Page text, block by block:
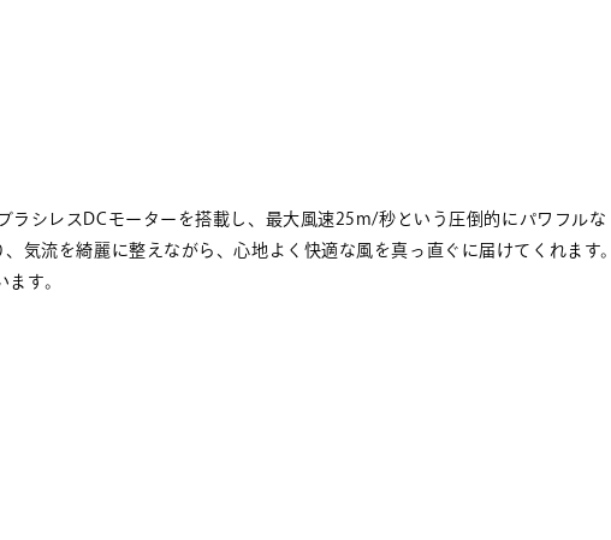
シレスDCモーターを搭載し、最大風速25m/秒という圧倒的にパワフルな
気流を綺麗に整えながら、心地よく快適な風を真っ直ぐに届けてくれます。
す。